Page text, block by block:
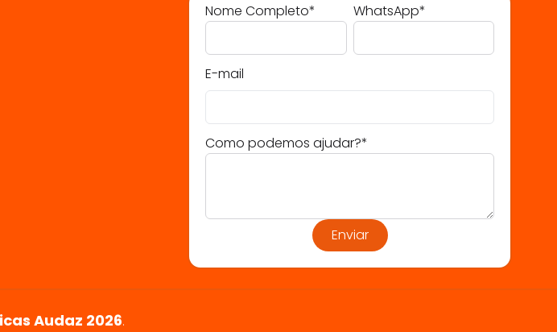
Nome Completo* WhatsApp*
E-mail
Como podemos ajudar?*
Enviar
Audaz 2026.